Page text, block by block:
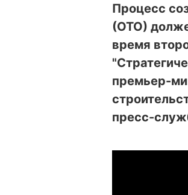
Процесс
(ОТО)
время
премьер-
пресс-